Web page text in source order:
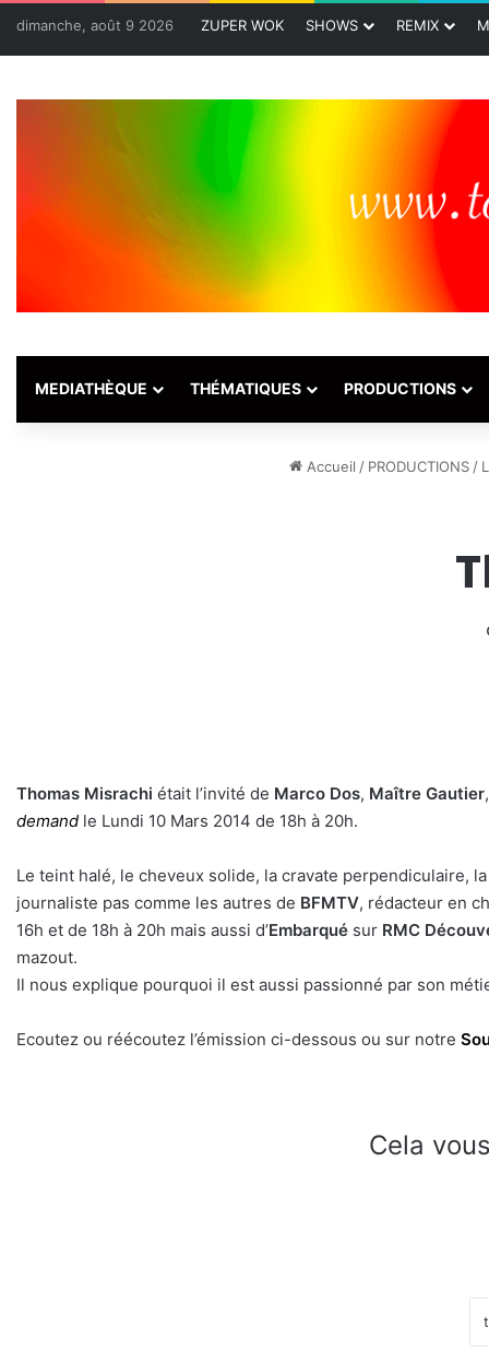
dimanche, août 9 2026 ZUPER WOK SHOWS REMIX
MEDIATHÈQUE THÉMATIQUES PRODUCTIONS
Accueil / PRODUCTIONS /
Thomas Misrachi était l’invité de Marco Dos, Maître Gautier
demand le Lundi 10 Mars 2014 de 18h à 20h.
Le teint halé, le cheveux solide, la cravate perpendiculaire,
journaliste pas comme les autres de BFMTV, rédacteur en
16h et de 18h à 20h mais aussi d’Embarqué sur RMC
mazout.
Il nous explique pourquoi il est aussi passionné par son
Ecoutez ou réécoutez l’émission ci-dessous ou sur notre
Cela